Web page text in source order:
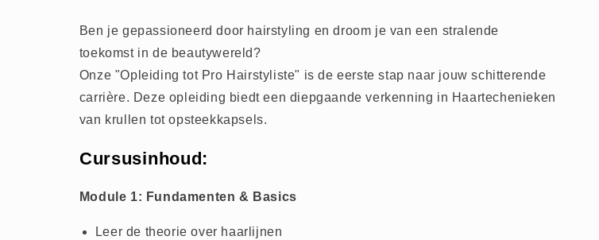
Ben je gepassioneerd door hairstyling en droom je van een stralende
toekomst in de beautywereld?
Onze "Opleiding tot Pro Hairstyliste" is de eerste stap naar jouw schitterende
carrière. Deze opleiding biedt een diepgaande verkenning in Haartechenieken
van krullen tot opsteekkapsels.
Cursusinhoud:
Module 1: Fundamenten & Basics
Leer de theorie over haarlijnen